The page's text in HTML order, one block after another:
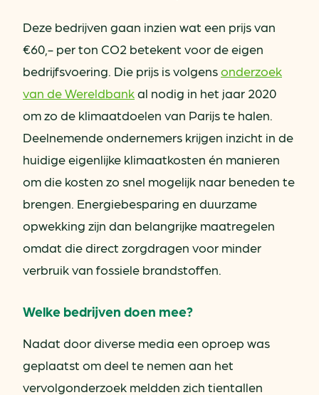
Deze bedrijven gaan inzien wat een prijs van
€60,- per ton CO2 betekent voor de eigen
bedrijfsvoering. Die prijs is volgensonderzoek
van de Wereldbankal nodig in het jaar 2020
om zo de klimaatdoelen van Parijs te halen.
Deelnemende ondernemers krijgen inzicht in de
huidige eigenlijke klimaatkosten én manieren
om die kosten zo snel mogelijk naar beneden te
brengen. Energiebesparing en duurzame
opwekking zijn dan belangrijke maatregelen
omdat die direct zorgdragen voor minder
verbruik van fossiele brandstoffen.
Welke bedrijven doen mee?
Nadat door diverse media een oproep was
geplaatst om deel te nemen aan het
vervolgonderzoek meldden zich tientallen